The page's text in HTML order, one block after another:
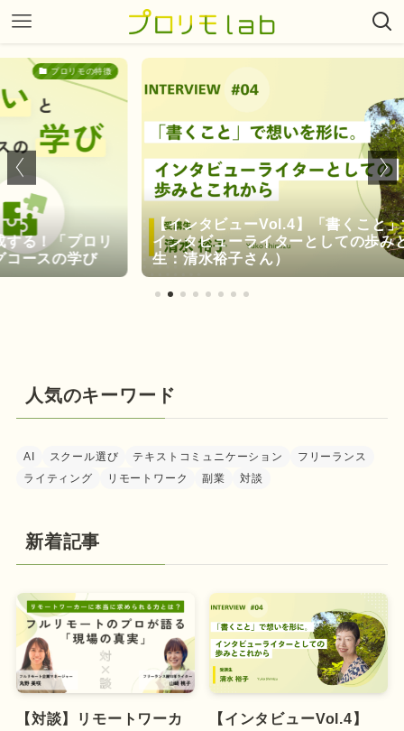
の特徴
ロリ
び
【インタビューVol.4】「書くこと」で想いを形
インタビューライターとしての歩みとこれから
生：清水裕子さん）
人気のキーワード
AI スクール選び テキストコミュニケーション
フリーランス
ライティング
リモートワーク 副業 対談
新着記事
【対談】リモートワーカ
【インタビューVol.4】